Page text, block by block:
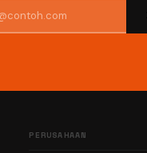
PERUSAHAAN